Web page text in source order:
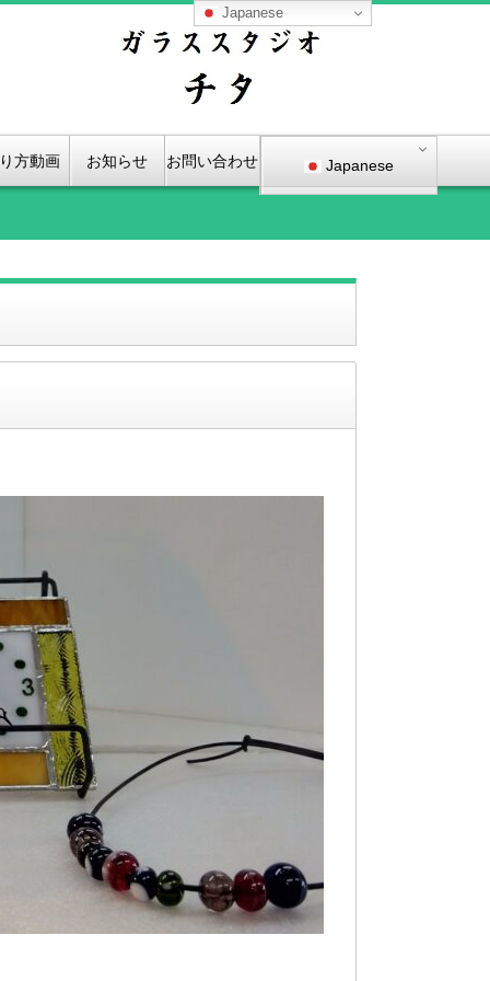
方動画 お知らせ お問い合わせ Japanese
Japanese